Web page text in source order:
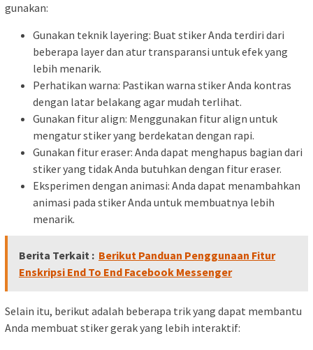
gunakan:
Gunakan teknik layering: Buat stiker Anda terdiri dari
beberapa layer dan atur transparansi untuk efek yang
lebih menarik.
Perhatikan warna: Pastikan warna stiker Anda kontras
dengan latar belakang agar mudah terlihat.
Gunakan fitur align: Menggunakan fitur align untuk
mengatur stiker yang berdekatan dengan rapi.
Gunakan fitur eraser: Anda dapat menghapus bagian dari
stiker yang tidak Anda butuhkan dengan fitur eraser.
Eksperimen dengan animasi: Anda dapat menambahkan
animasi pada stiker Anda untuk membuatnya lebih
menarik.
Berita Terkait : Berikut Panduan Penggunaan Fitur
Enskripsi End To End Facebook Messenger
Selain itu, berikut adalah beberapa trik yang dapat membantu
Anda membuat stiker gerak yang lebih interaktif: